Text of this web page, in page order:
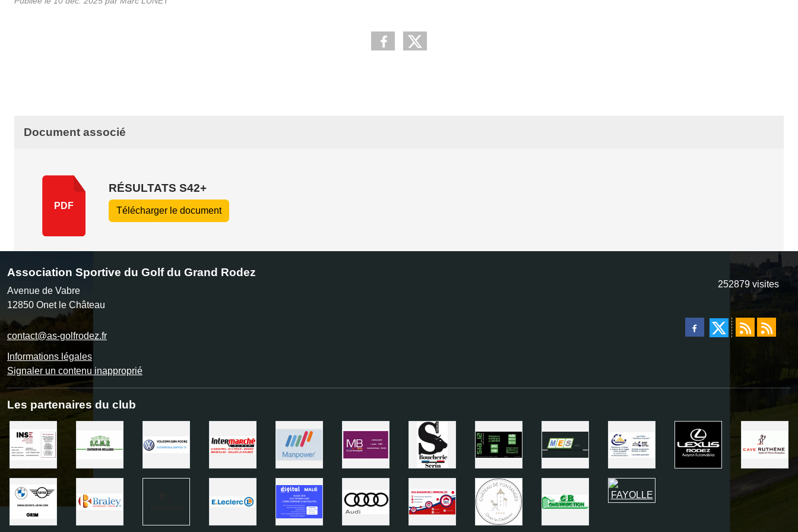
Document associé
PDF
RÉSULTATS S42+
Télécharger le document
Association Sportive du Golf du Grand Rodez
Avenue de Vabre
12850 Onet le Château
contact@as-golfrodez.fr
Informations légales
Signaler un contenu inapproprié
252879 visites
Les partenaires du club